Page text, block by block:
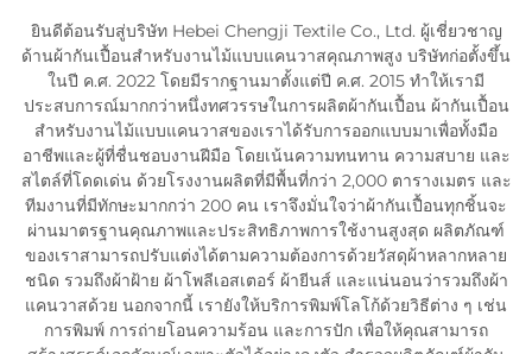
ยินดีต้อนรับสู่บริษัท Hebei Chengji Textile Co., Ltd. ผู้เชี่ยวชาญ
ด้านผ้ากันเปื้อนสำหรับงานไม้แบบแคนวาสคุณภาพสูง บริษัทก่อตั้งขึ้น
ในปี ค.ศ. 2022 โดยมีรากฐานมาตั้งแต่ปี ค.ศ. 2015 ทำให้เรามี
ประสบการณ์มากกว่าหนึ่งทศวรรษในการผลิตผ้ากันเปื้อน ผ้ากันเปื้อน
สำหรับงานไม้แบบแคนวาสของเราได้รับการออกแบบมาเพื่อทั้งมือ
อาชีพและผู้ที่ชื่นชอบงานฝีมือ โดยเน้นความทนทาน ความสบาย และ
สไตล์ที่โดดเด่น ด้วยโรงงานผลิตที่มีพื้นที่กว่า 2,000 ตารางเมตร และ
ทีมงานที่มีทักษะมากกว่า 200 คน เราจึงมั่นใจว่าผ้ากันเปื้อนทุกชิ้นจะ
ผ่านมาตรฐานคุณภาพและประสิทธิภาพการใช้งานสูงสุด ผลิตภัณฑ์
ของเราสามารถปรับแต่งได้ตามความต้องการด้วยวัสดุผ้าหลากหลาย
ชนิด รวมถึงผ้าฝ้าย ผ้าโพลีเอสเตอร์ ผ้ายีนส์ และแน่นอนว่ารวมถึงผ้า
แคนวาสด้วย นอกจากนี้ เรายังให้บริการพิมพ์โลโก้ด้วยวิธีต่าง ๆ เช่น
การพิมพ์ การถ่ายโอนความร้อน และการปัก เพื่อให้คุณสามารถ